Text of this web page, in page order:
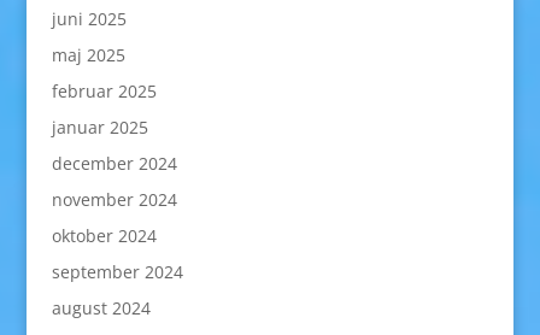
juni 2025
maj 2025
februar 2025
januar 2025
december 2024
november 2024
oktober 2024
september 2024
august 2024